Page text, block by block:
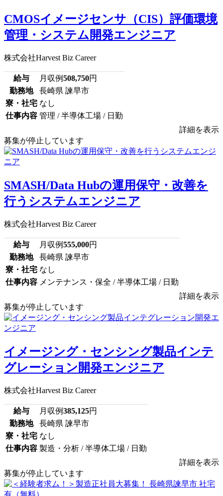
CMOSイメージセンサ（CIS）評価環境
管理・システム開発エンジニア
株式会社Harvest Biz Career
給与 月収例508,750円
勤務地
長崎県 諫早市
寮・社宅 なし
仕事内容 管理 / 半導体工場 / 日勤
詳細を表示
募集が停止しています
SMASH/Data Hubの運用保守・改善を
行うシステムエンジニア
株式会社Harvest Biz Career
給与 月収例555,000円
勤務地
長崎県 諫早市
寮・社宅 なし
仕事内容 メンテナンス・保全 / 半導体工場 / 日勤
詳細を表示
募集が停止しています
イメージング・センシング製品インテ
グレーション開発エンジニア
株式会社Harvest Biz Career
給与 月収例385,125円
勤務地
長崎県 諫早市
寮・社宅 なし
仕事内容 製造・分析 / 半導体工場 / 日勤
詳細を表示
募集が停止しています